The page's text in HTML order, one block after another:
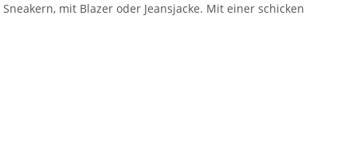
mit Blazer oder Jeansjacke. Mit einer schicken